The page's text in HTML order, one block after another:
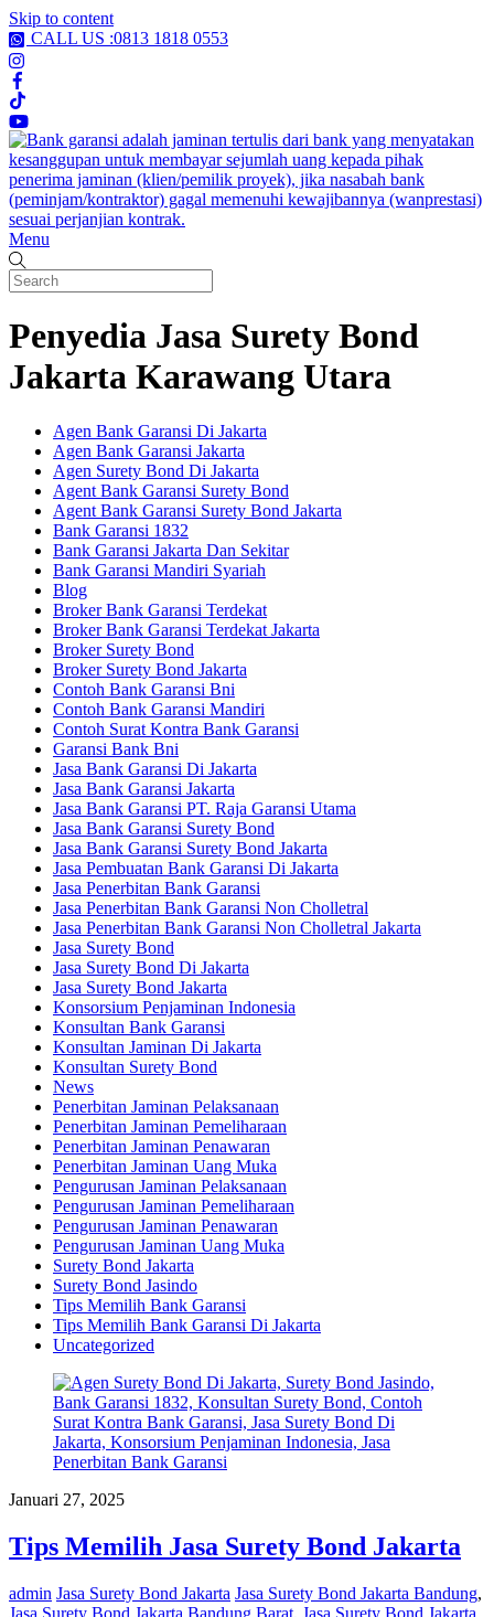
Skip to content
CALL US :0813 1818 0553
Menu
Penyedia Jasa Surety Bond
Jakarta Karawang Utara
Agen Bank Garansi Di Jakarta
Agen Bank Garansi Jakarta
Agen Surety Bond Di Jakarta
Agent Bank Garansi Surety Bond
Agent Bank Garansi Surety Bond Jakarta
Bank Garansi 1832
Bank Garansi Jakarta Dan Sekitar
Bank Garansi Mandiri Syariah
Blog
Broker Bank Garansi Terdekat
Broker Bank Garansi Terdekat Jakarta
Broker Surety Bond
Broker Surety Bond Jakarta
Contoh Bank Garansi Bni
Contoh Bank Garansi Mandiri
Contoh Surat Kontra Bank Garansi
Garansi Bank Bni
Jasa Bank Garansi Di Jakarta
Jasa Bank Garansi Jakarta
Jasa Bank Garansi PT. Raja Garansi Utama
Jasa Bank Garansi Surety Bond
Jasa Bank Garansi Surety Bond Jakarta
Jasa Pembuatan Bank Garansi Di Jakarta
Jasa Penerbitan Bank Garansi
Jasa Penerbitan Bank Garansi Non Cholletral
Jasa Penerbitan Bank Garansi Non Cholletral Jakarta
Jasa Surety Bond
Jasa Surety Bond Di Jakarta
Jasa Surety Bond Jakarta
Konsorsium Penjaminan Indonesia
Konsultan Bank Garansi
Konsultan Jaminan Di Jakarta
Konsultan Surety Bond
News
Penerbitan Jaminan Pelaksanaan
Penerbitan Jaminan Pemeliharaan
Penerbitan Jaminan Penawaran
Penerbitan Jaminan Uang Muka
Pengurusan Jaminan Pelaksanaan
Pengurusan Jaminan Pemeliharaan
Pengurusan Jaminan Penawaran
Pengurusan Jaminan Uang Muka
Surety Bond Jakarta
Surety Bond Jasindo
Tips Memilih Bank Garansi
Tips Memilih Bank Garansi Di Jakarta
Uncategorized
Januari 27, 2025
Tips Memilih Jasa Surety Bond Jakarta
admin Jasa Surety Bond Jakarta Jasa Surety Bond Jakarta Bandung,
Jasa Surety Bond Jakarta Bandung Barat, Jasa Surety Bond Jakarta